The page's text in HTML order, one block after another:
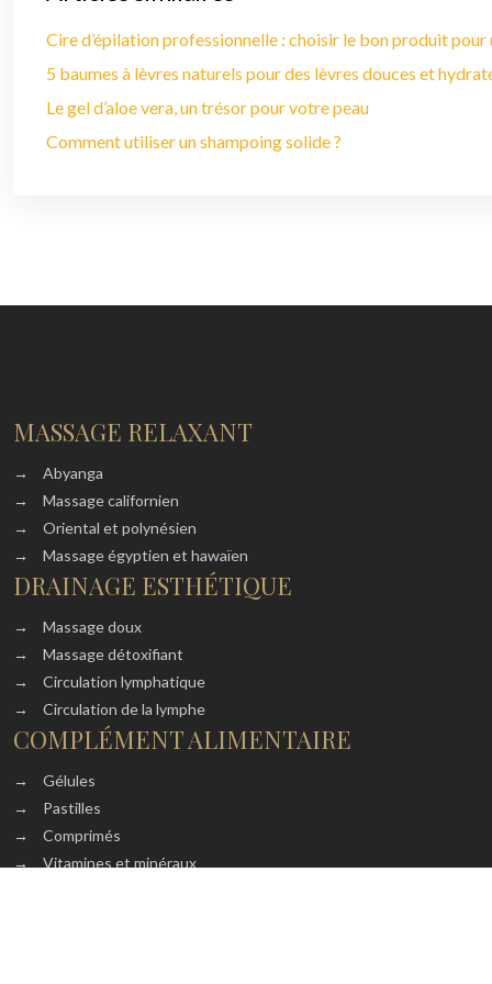
Cire d’épilation professionnelle : choisir le bon produit
5 baumes à lèvres naturels pour des lèvres douces et
Le gel d’aloe vera, un trésor pour votre peau
Comment utiliser un shampoing solide ?
MASSAGE RELAXANT
→
Abyanga
→
Massage californien
→
Oriental et polynésien
→
Massage égyptien et hawaïen
DRAINAGE ESTHÉTIQUE
→
Massage doux
→
Massage détoxifiant
→
Circulation lymphatique
→
Circulation de la lymphe
COMPLÉMENT ALIMENTAIRE
→
Gélules
→
Pastilles
→
Comprimés
→
Vitamines et minéraux